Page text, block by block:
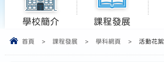
學校簡介 課程發展
首頁 > 課程發展 > 學科網頁 > 活動花絮